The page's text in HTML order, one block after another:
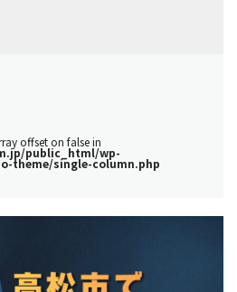
offset on false in
public_html/wp-
theme/single-column.php